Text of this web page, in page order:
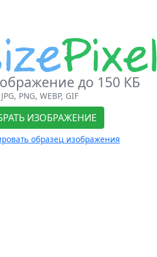
до 150 КБ
JPG, PNG, WEBP, GIF
ИЗОБРАЖЕНИЕ
образец изображения